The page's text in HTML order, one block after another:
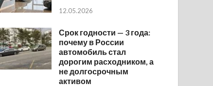
12.05.2026
Срок годности — 3 года:
почему в России
автомобиль стал
дорогим расходником, а
не долгосрочным
активом